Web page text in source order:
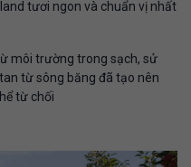
tươi ngon và chuẩn vị nhất
môi trường trong sạch, sử
từ sông băng đã tạo nên
từ chối